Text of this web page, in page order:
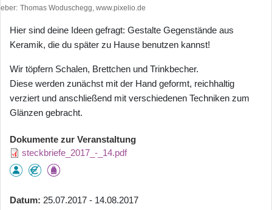
Thomas Woduschegg, www.pixelio.de
Hier sind deine Ideen gefragt: Gestalte Gegenstände aus
Keramik, die du später zu Hause benutzen kannst!
Wir töpfern Schalen, Brettchen und Trinkbecher.
Diese werden zunächst mit der Hand geformt, reichhaltig
verziert und anschließend mit verschiedenen Techniken zum
Glänzen gebracht.
Dokumente zur Veranstaltung
steckbriefe_2017_-_14.pdf
Datum 25.07.2017 - 14.08.2017